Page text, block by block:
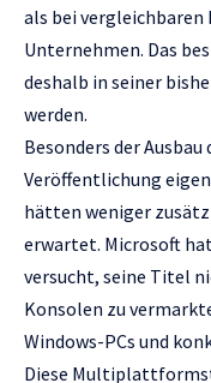
als bei
Unternehmen. Das
deshalb in seiner
werden.
Besonders der Ausbau
Veröffentlichung
hätten weniger
erwartet. Microsoft
versucht, seine Titel
Konsolen zu
Windows-PCs und
Diese